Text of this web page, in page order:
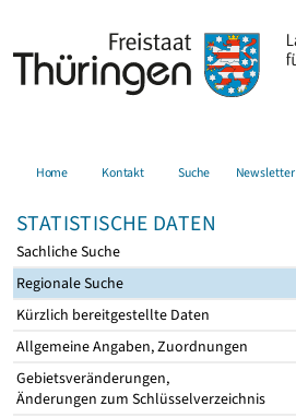
Home Kontakt Suche Newsletter
STATISTISCHE DATEN
Sachliche Suche
Regionale Suche
Kürzlich bereitgestellte Daten
Allgemeine Angaben, Zuordnungen
Gebietsveränderungen,
Änderungen zum Schlüsselverzeichnis